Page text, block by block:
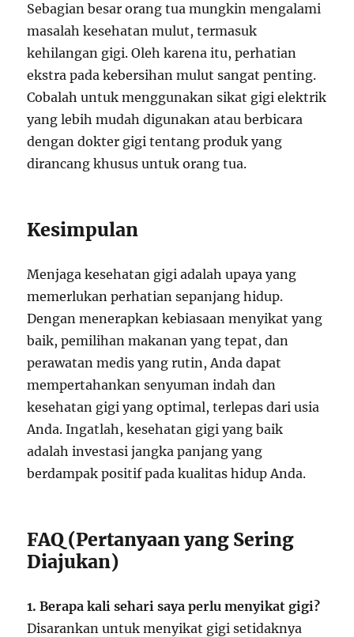
Sebagian besar orang tua mungkin mengalami
masalah kesehatan mulut, termasuk
kehilangan gigi. Oleh karena itu, perhatian
ekstra pada kebersihan mulut sangat penting.
Cobalah untuk menggunakan sikat gigi elektrik
yang lebih mudah digunakan atau berbicara
dengan dokter gigi tentang produk yang
dirancang khusus untuk orang tua.
Kesimpulan
Menjaga kesehatan gigi adalah upaya yang
memerlukan perhatian sepanjang hidup.
Dengan menerapkan kebiasaan menyikat yang
baik, pemilihan makanan yang tepat, dan
perawatan medis yang rutin, Anda dapat
mempertahankan senyuman indah dan
kesehatan gigi yang optimal, terlepas dari usia
Anda. Ingatlah, kesehatan gigi yang baik
adalah investasi jangka panjang yang
berdampak positif pada kualitas hidup Anda.
FAQ (Pertanyaan yang Sering
Diajukan)
1. Berapa kali sehari saya perlu menyikat gigi?
Disarankan untuk menyikat gigi setidaknya